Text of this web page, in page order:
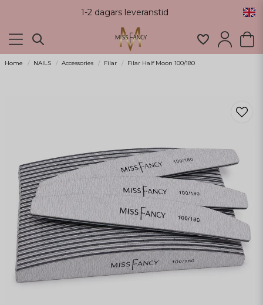
1-2 dagars leveranstid
Home NAILS Accessories Filar Filar Half Moon 100/180